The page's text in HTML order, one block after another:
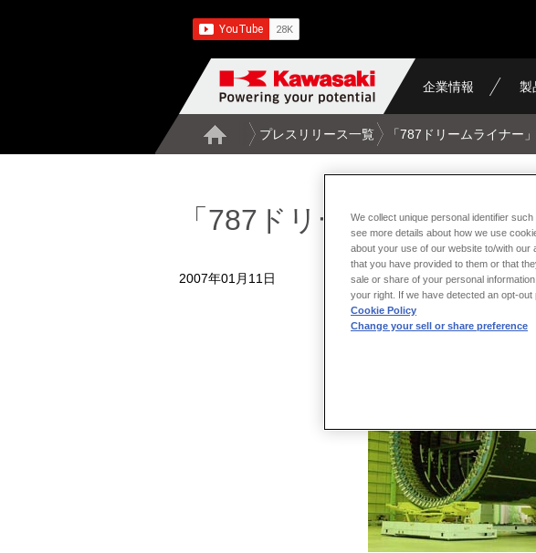
企業情報 製
プレスリリース一覧 「787ドリームライナー
「787ドリームライナー
2007年01月11日
We collect unique personal identifier
see more details about how we use
about your use of our website to/with our
that you have provided to them or that
sale or share of your personal
your right. If we have detected an opt-out
Cookie Policy
Change your sell or share preference